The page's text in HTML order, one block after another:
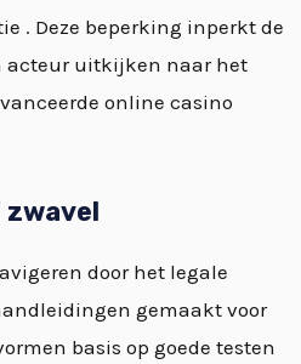
. Deze beperking inperkt de
uitkijken naar het
online casino
zwavel
door het legale
gemaakt voor
basis op goede testen